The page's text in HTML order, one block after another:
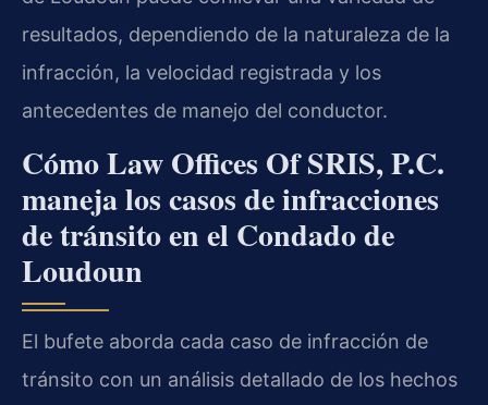
resultados, dependiendo de la naturaleza de la
infracción, la velocidad registrada y los
antecedentes de manejo del conductor.
Cómo Law Offices Of SRIS, P.C.
maneja los casos de infracciones
de tránsito en el Condado de
Loudoun
El bufete aborda cada caso de infracción de
tránsito con un análisis detallado de los hechos